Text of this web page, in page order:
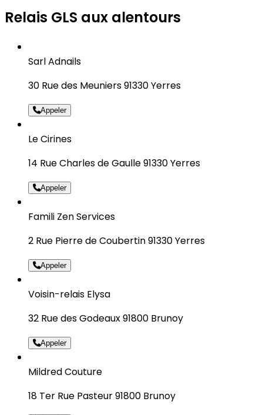
Relais GLS aux alentours
Sarl Adnails
30 Rue des Meuniers 91330 Yerres
Appeler
Le Cirines
14 Rue Charles de Gaulle 91330 Yerres
Appeler
Famili Zen Services
2 Rue Pierre de Coubertin 91330 Yerres
Appeler
Voisin-relais Elysa
32 Rue des Godeaux 91800 Brunoy
Appeler
Mildred Couture
18 Ter Rue Pasteur 91800 Brunoy